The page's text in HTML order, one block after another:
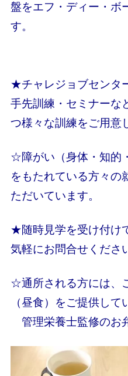
盤をエフ・ディー・ボ
す。
★チャレジョブセンタ
手先訓練・セミナーな
つ様々な訓練をご用意
☆障がい（身体・知的
をもたれている方々の
ただいています。
★随時見学を受け付け
気軽にお問合せくださ
☆通所される方には、
（昼食）をご提供し
管理栄養士監修のお